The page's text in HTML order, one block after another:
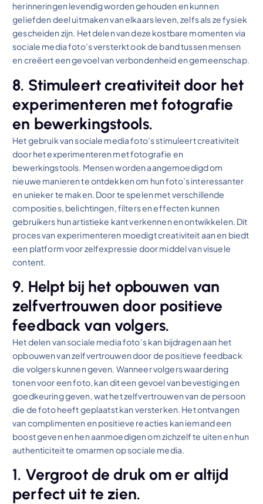
herinneringen levendig worden gehouden en kunnen
geliefden deel uitmaken van elkaars leven, zelfs als ze fysiek
gescheiden zijn. Het delen van deze kostbare momenten via
sociale media foto’s versterkt ook de band tussen mensen
en creëert een gevoel van verbondenheid en gemeenschap.
8. Stimuleert creativiteit door het
experimenteren met fotografie
en bewerkingstools.
Het gebruik van sociale media foto’s stimuleert creativiteit
door het experimenteren met fotografie en
bewerkingstools. Mensen worden aangemoedigd om
nieuwe manieren te ontdekken om hun foto’s interessanter
en unieker te maken. Door te spelen met verschillende
composities, belichtingen, filters en effecten kunnen
gebruikers hun artistieke kant verkennen en ontwikkelen. Dit
proces van experimenteren moedigt creativiteit aan en biedt
een platform voor zelfexpressie door middel van visuele
content.
9. Helpt bij het opbouwen van
zelfvertrouwen door positieve
feedback van volgers.
Het delen van sociale media foto’s kan bijdragen aan het
opbouwen van zelfvertrouwen door de positieve feedback
die volgers kunnen geven. Wanneer volgers waardering
tonen voor een foto, kan dit een gevoel van bevestiging en
goedkeuring geven, wat het zelfvertrouwen van de persoon
die de foto heeft geplaatst kan versterken. Het ontvangen
van complimenten en positieve reacties kan iemand een
boost geven en hen aanmoedigen om zichzelf te uiten en hun
authenticiteit te omarmen op sociale media.
1. Vergroot de druk om er altijd
perfect uit te zien.